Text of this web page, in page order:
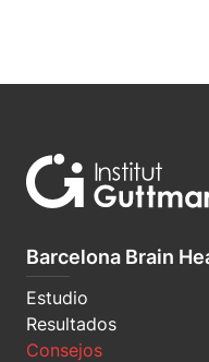
Barcelona Brain
Estudio
Resultados
Consejos